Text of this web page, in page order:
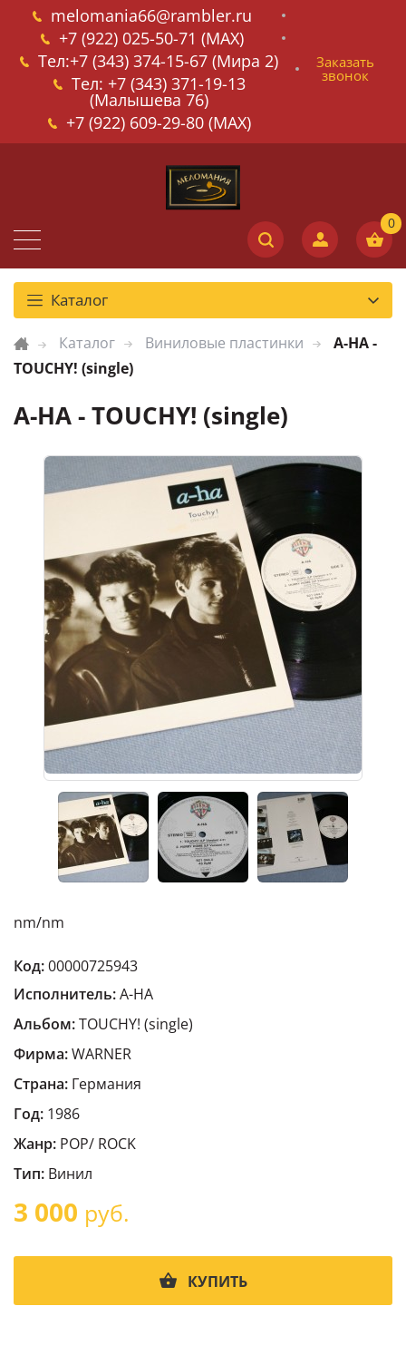
melomania66@rambler.ru
+7 (922) 025-50-71 (MAX)
Тел:+7 (343) 374-15-67 (Мира 2)
Тел: +7 (343) 371-19-13
(Малышева 76)
+7 (922) 609-29-80 (MAX)
Заказать
звонок
Каталог
Каталог Виниловые пластинки
A-HA -
TOUCHY! (single)
A-HA - TOUCHY! (single)
nm/nm
Код:00000725943
Исполнитель:A-HA
Альбом:TOUCHY! (single)
Фирма:WARNER
Страна: Германия
Год: 1986
Жанр: POP/ ROCK
Тип: Винил
3 000 руб.
КУПИТЬ